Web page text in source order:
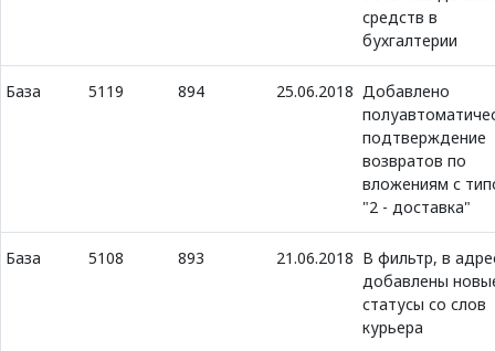
средств в
бухгалтерии
База 5119 894 25.06.2018 Добавлено
подтверждение
возвратов по
вложениям с
"2 - доставка"
База 5108 893 21.06.2018 В фильтр, в
добавлены
статусы со слов
курьера